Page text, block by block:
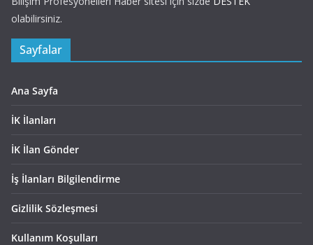
olabilirsiniz.
Sayfalar
Ana Sayfa
İK İlanları
İK İlan Gönder
İş İlanları Bilgilendirme
Gizlilik Sözleşmesi
Kullanım Koşulları